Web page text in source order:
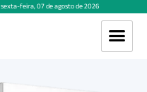
sexta-feira,07deagostode2026